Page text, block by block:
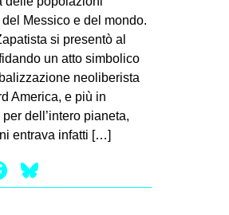
AFRICA
ORIENTE
EUROPA
MEDIO ORIENTE
Messico e del mondo.
si presentò al
un atto simbolico
neoliberista
America, e più in
dell’intero pianeta,
entrava infatti […]
Facebook